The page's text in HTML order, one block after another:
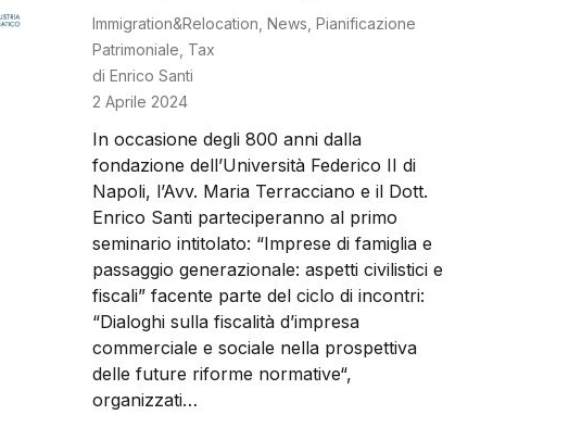
Immigration&Relocation, News, Pianificazione
Patrimoniale, Tax
di Enrico Santi
2 Aprile 2024
In occasione degli 800 anni dalla
fondazione dell’Università Federico II di
Napoli, l’Avv. Maria Terracciano e il Dott.
Enrico Santi parteciperanno al primo
seminario intitolato: “Imprese di famiglia e
passaggio generazionale: aspetti civilistici e
fiscali” facente parte del ciclo di incontri:
“Dialoghi sulla fiscalità d’impresa
commerciale e sociale nella prospettiva
delle future riforme normative“,
organizzati…